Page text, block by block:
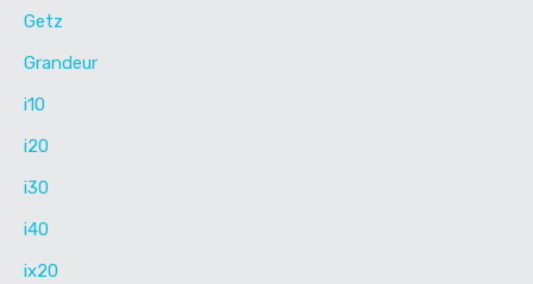
Getz
Grandeur
i10
i20
i30
i40
ix20